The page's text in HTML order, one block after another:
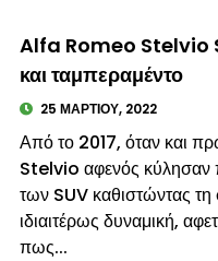
Alfa Romeo Stelvio
και ταμπεραμέντο
25 ΜΑΡΤΊΟΥ, 2022
Από το 2017, όταν και
Stelvio αφενός κύλησαν
των SUV καθιστώντας τη
ιδιαιτέρως δυναμική,
πως...